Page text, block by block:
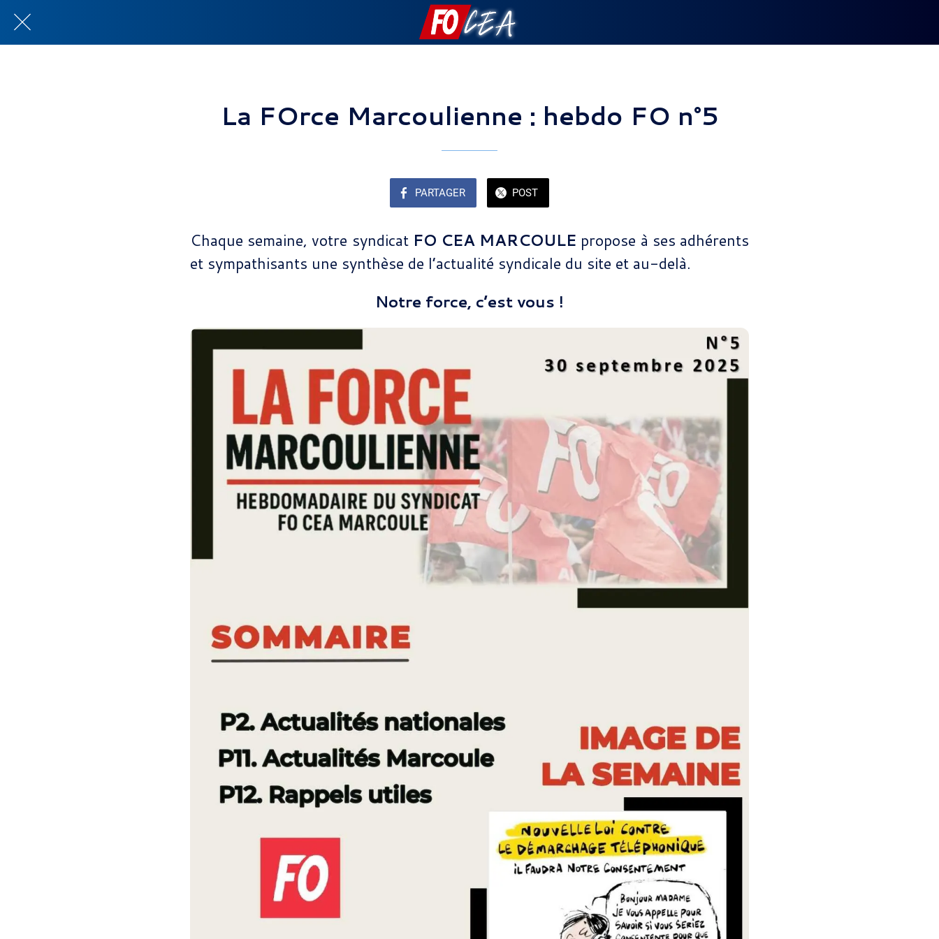
La FOrce Marcoulienne : hebdo FO n°5
PARTAGER POST
Chaque semaine, votre syndicat FO CEA MARCOULE propose à ses adhérents
et sympathisants une synthèse de l’actualité syndicale du site et au-delà.
Notre force, c’est vous !